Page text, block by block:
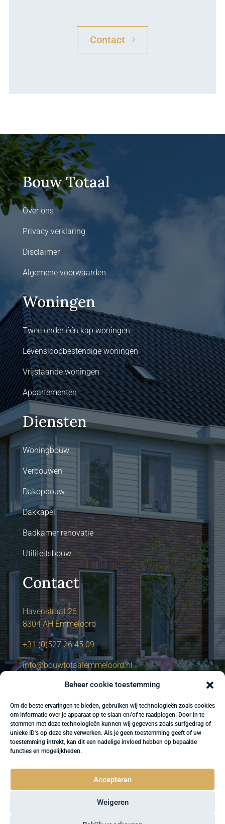
Beheer cookie toestemming
Om de beste ervaringen te bieden, gebruiken wij technologieën zoals cookies
om informatie over je apparaat op te slaan en/of te raadplegen. Door in te
stemmen met deze technologieën kunnen wij gegevens zoals surfgedrag of
unieke ID's op deze site verwerken. Als je geen toestemming geeft of uw
toestemming intrekt, kan dit een nadelige invloed hebben op bepaalde
functies en mogelijkheden.
Accepteren
Weigeren
Contact
Bouw Totaal
Over ons
Privacy verklaring
Disclaimer
Algemene voorwaarden
Woningen
Twee onder één kap woningen
Levensloopbestendige woningen
Vrijstaande woningen
Appartementen
Diensten
Woningbouw
Verbouwen
Dakopbouw
Dakkapel
Badkamer renovatie
Utiliteitsbouw
Contact
Havenstraat 26
8304 AH Emmeloord
+31 (0)527 26 45 09
info@bouwtotaalemmeloord.nl